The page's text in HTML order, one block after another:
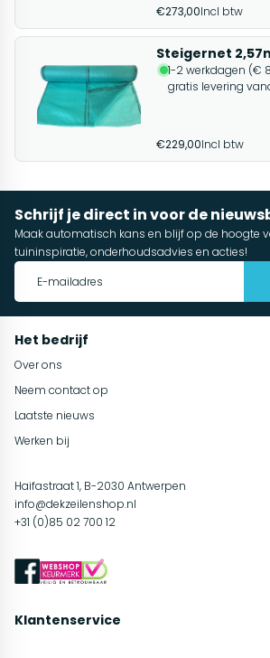
€273,00Incl btw
Steigernet
1-2 werkdagen (€
gratis levering
€229,00Incl btw
Schrijf je direct in voor de
Maak automatisch kans en blijf op de hoogte
tuininspiratie, onderhoudsadvies en acties!
Het bedrijf
Over ons
Neem contact op
Laatste nieuws
Werken bij
Haifastraat 1, B-2030 Antwerpen
info@dekzeilenshop.nl
+31 (0)85 02 700 12
Klantenservice